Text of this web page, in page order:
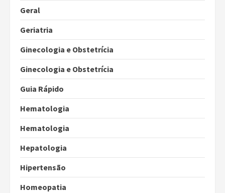
Geral
Geriatria
Ginecologia e Obstetrícia
Ginecologia e Obstetrícia
Guia Rápido
Hematologia
Hematologia
Hepatologia
Hipertensão
Homeopatia